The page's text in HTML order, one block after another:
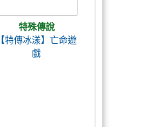
特殊傳說
【特傳冰漾】亡命遊
戲